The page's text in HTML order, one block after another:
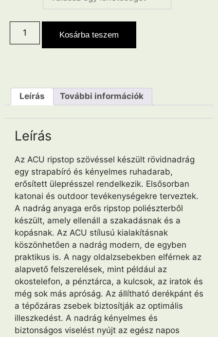
Kosárba teszem
Leírás További információk
Leírás
Az ACU ripstop szövéssel készült rövidnadrág
egy strapabíró és kényelmes ruhadarab,
erősített üleprésszel rendelkezik. Elsősorban
katonai és outdoor tevékenységekre terveztek.
A nadrág anyaga erős ripstop poliészterből
készült, amely ellenáll a szakadásnak és a
kopásnak. Az ACU stílusú kialakításnak
köszönhetően a nadrág modern, de egyben
praktikus is. A nagy oldalzsebekben elférnek az
alapvető felszerelések, mint például az
okostelefon, a pénztárca, a kulcsok, az iratok és
még sok más apróság. Az állítható derékpánt és
a tépőzáras zsebek biztosítják az optimális
illeszkedést. A nadrág kényelmes és
biztonságos viselést nyújt az egész napos